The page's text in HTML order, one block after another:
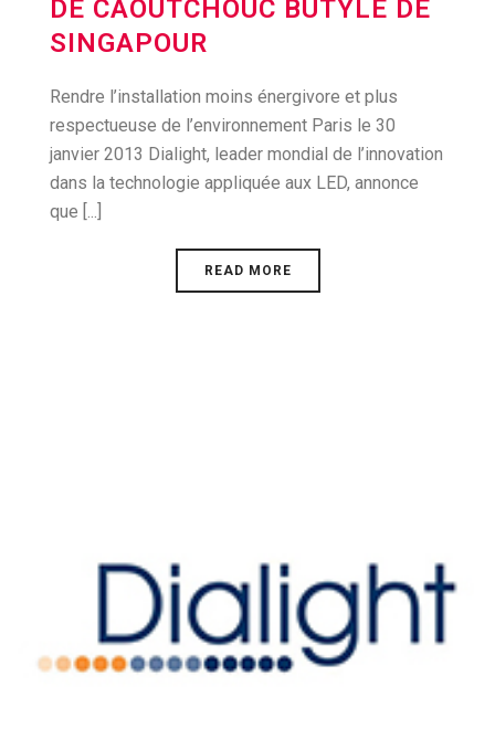
DE CAOUTCHOUC BUTYLE DE
SINGAPOUR
Rendre l’installation moins énergivore et plus
respectueuse de l’environnement Paris le 30
janvier 2013 Dialight, leader mondial de l’innovation
dans la technologie appliquée aux LED, annonce
que [...]
READ MORE